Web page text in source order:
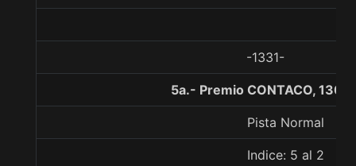
-1331-
5a.- Premio CONTACO,
Pista Normal
Indice: 5 al 2